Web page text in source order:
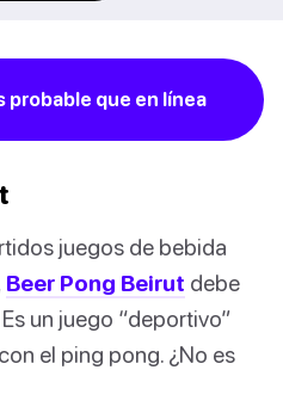
probable que en línea
juegos de bebida
Beer Pong Beirut debe
un juego “deportivo”
el ping pong. ¿No es